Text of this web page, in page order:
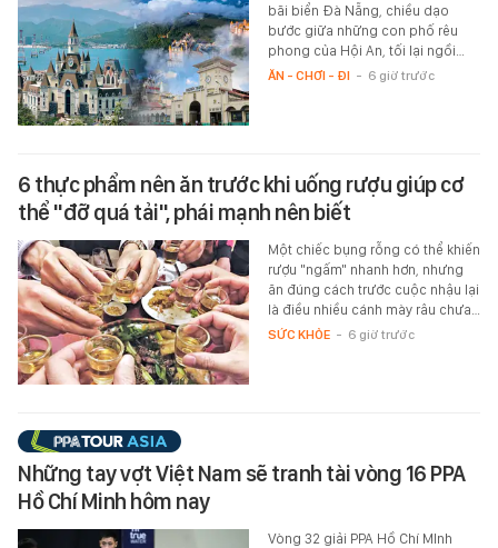
bãi biển Đà Nẵng, chiều dạo
bước giữa những con phố rêu
phong của Hội An, tối lại ngồi…
ĂN - CHƠI - ĐI - 6 giờ trước
6 thực phẩm nên ăn trước khi uống rượu giúp cơ
thể "đỡ quá tải", phái mạnh nên biết
Một chiếc bụng rỗng có thể khiến
rượu "ngấm" nhanh hơn, nhưng
ăn đúng cách trước cuộc nhậu lại
là điều nhiều cánh mày râu chưa…
SỨC KHỎE - 6 giờ trước
Những tay vợt Việt Nam sẽ tranh tài vòng 16 PPA
Hồ Chí Minh hôm nay
Vòng 32 giải PPA Hồ Chí MInh